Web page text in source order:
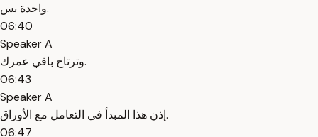
واحدة بس.
06:40
Speaker A
وترتاح باقي عمرك.
06:43
Speaker A
إذن هذا المبدأ في التعامل مع الأوراق.
06:47